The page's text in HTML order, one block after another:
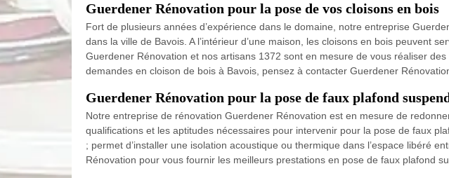
Guerdener Rénovation pour la pose de vos cloisons en bois
Fort de plusieurs années d’expérience dans le domaine, notre entreprise
dans la ville de Bavois. A l’intérieur d’une maison, les cloisons en bois peuvent
Guerdener Rénovation et nos artisans 1372 sont en mesure de vous réaliser
demandes en cloison de bois à Bavois, pensez à contacter Guerdener Rénovation
Guerdener Rénovation pour la pose de faux plafond
Notre entreprise de rénovation Guerdener Rénovation est en mesure de
qualifications et les aptitudes nécessaires pour intervenir pour la pose de faux
; permet d’installer une isolation acoustique ou thermique dans l’espace libéré
Rénovation pour vous fournir les meilleurs prestations en pose de faux plafond